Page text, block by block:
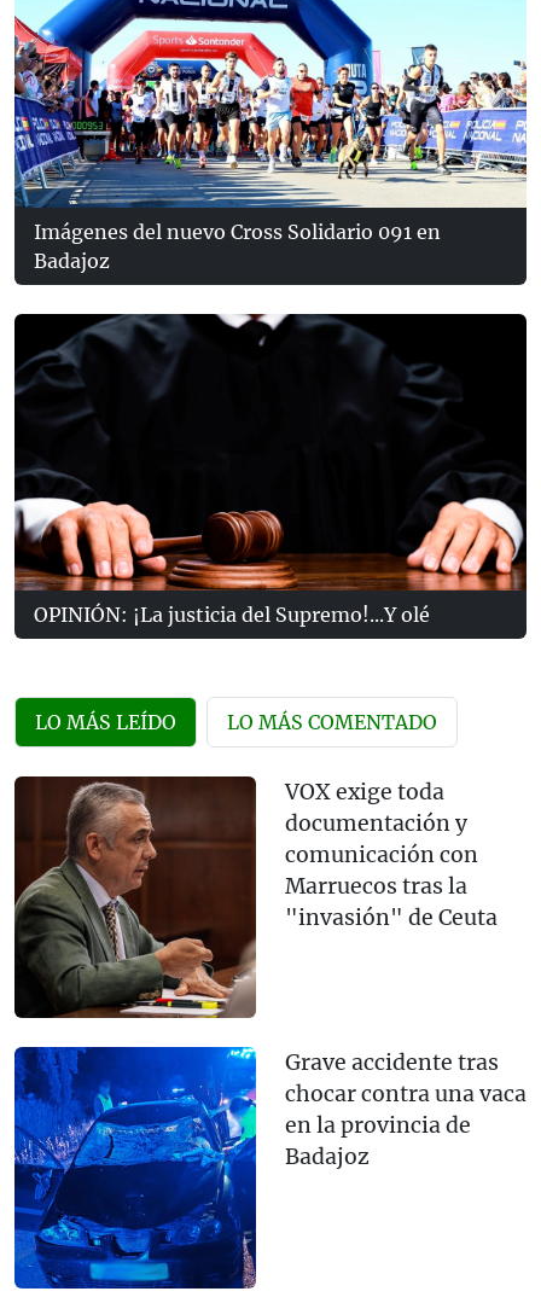
Imágenes del nuevo Cross Solidario 091 en
Badajoz
OPINIÓN: ¡La justicia del Supremo!...Y olé
LO MÁS LEÍDO LO MÁS COMENTADO
VOX exige toda
documentación y
comunicación con
Marruecos tras la
"invasión" de Ceuta
Grave accidente tras
chocar contra una vaca
en la provincia de
Badajoz